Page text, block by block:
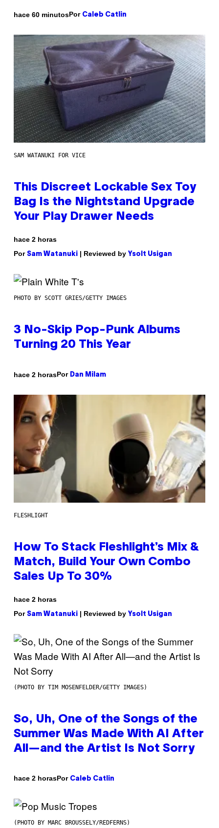
hace 60 minutosPor Caleb Catlin
SAM WATANUKI FOR VICE
This Discreet Lockable Sex Toy
Bag Is the Nightstand Upgrade
Your Play Drawer Needs
hace 2 horas
Por Sam Watanuki | Reviewed by Ysolt Usigan
PHOTO BY SCOTT GRIES/GETTY IMAGES
3 No-Skip Pop-Punk Albums
Turning 20 This Year
hace 2 horasPor Dan Milam
FLESHLIGHT
How To Stack Fleshlight’s Mix &
Match, Build Your Own Combo
Sales Up To 30%
hace 2 horas
Por Sam Watanuki | Reviewed by Ysolt Usigan
(PHOTO BY TIM MOSENFELDER/GETTY IMAGES)
So, Uh, One of the Songs of the
Summer Was Made With AI After
All—and the Artist Is Not Sorry
hace 2 horasPor Caleb Catlin
(PHOTO BY MARC BROUSSELY/REDFERNS)